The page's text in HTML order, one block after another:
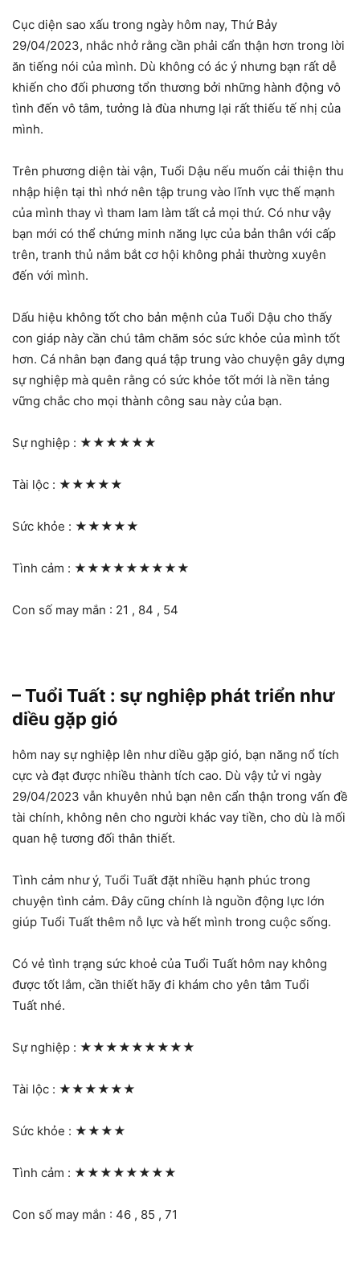
Cục diện sao xấu trong ngày hôm nay, Thứ Bảy
29/04/2023, nhắc nhở rằng cần phải cẩn thận hơn trong lời
ăn tiếng nói của mình. Dù không có ác ý nhưng bạn rất dễ
khiến cho đối phương tổn thương bởi những hành động vô
tình đến vô tâm, tưởng là đùa nhưng lại rất thiếu tế nhị của
mình.
Trên phương diện tài vận, Tuổi Dậu nếu muốn cải thiện thu
nhập hiện tại thì nhớ nên tập trung vào lĩnh vực thế mạnh
của mình thay vì tham lam làm tất cả mọi thứ. Có như vậy
bạn mới có thể chứng minh năng lực của bản thân với cấp
trên, tranh thủ nắm bắt cơ hội không phải thường xuyên
đến với mình.
Dấu hiệu không tốt cho bản mệnh của Tuổi Dậu cho thấy
con giáp này cần chú tâm chăm sóc sức khỏe của mình tốt
hơn. Cá nhân bạn đang quá tập trung vào chuyện gây dựng
sự nghiệp mà quên rằng có sức khỏe tốt mới là nền tảng
vững chắc cho mọi thành công sau này của bạn.
Sự nghiệp : ★★★★★★
Tài lộc : ★★★★★
Sức khỏe : ★★★★★
Tình cảm : ★★★★★★★★★
Con số may mắn : 21 , 84 , 54
– Tuổi Tuất : sự nghiệp phát triển như
diều gặp gió
hôm nay sự nghiệp lên như diều gặp gió, bạn năng nổ tích
cực và đạt được nhiều thành tích cao. Dù vậy tử vi ngày
29/04/2023 vẫn khuyên nhủ bạn nên cẩn thận trong vấn đề
tài chính, không nên cho người khác vay tiền, cho dù là mối
quan hệ tương đối thân thiết.
Tình cảm như ý, Tuổi Tuất đặt nhiều hạnh phúc trong
chuyện tình cảm. Đây cũng chính là nguồn động lực lớn
giúp Tuổi Tuất thêm nỗ lực và hết mình trong cuộc sống.
Có vẻ tình trạng sức khoẻ của Tuổi Tuất hôm nay không
được tốt lắm, cần thiết hãy đi khám cho yên tâm Tuổi
Tuất nhé.
Sự nghiệp : ★★★★★★★★★
Tài lộc : ★★★★★★
Sức khỏe : ★★★★
Tình cảm : ★★★★★★★★
Con số may mắn : 46 , 85 , 71